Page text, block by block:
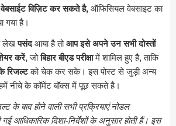
विज़िट कर सकते है, ऑफिसियल वेबसाइट का
गया है।
लेखपसंदआया है तोआप इसे अपने उन सभी दोस्तों
करें, जोबिहार बीएड परीक्षामें शामिल हुए है, ताकि
रिजल्टको चेक कर सके। इस पोस्ट से जुड़ी अन्य
नीचे के कॉमेंट बॉक्स में पूछ सकते है।
के बाद होने वाली सभी प्रक्रियाएं नोडल
गई आधिकारिक दिशा-निर्देशों के अनुसार होती हैं। इस